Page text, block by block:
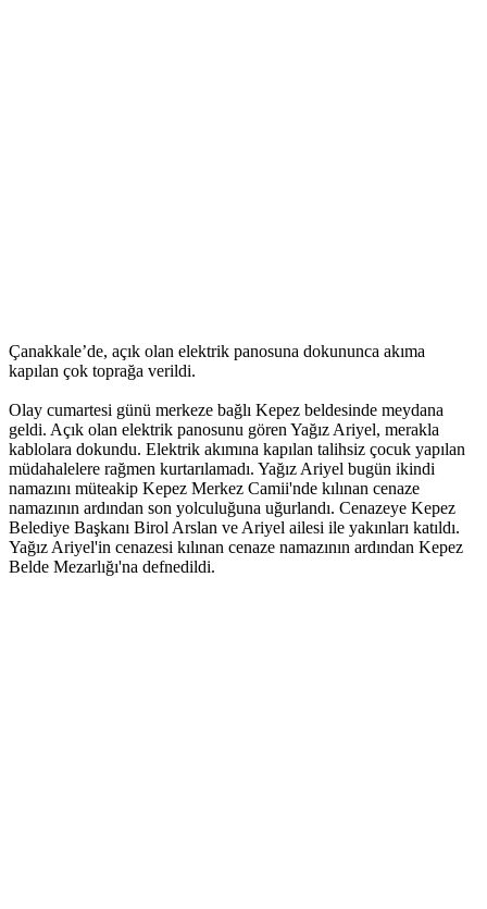
Çanakkale’de, açık olan elektrik panosuna dokununca akıma
kapılan çok toprağa verildi.
Olay cumartesi günü merkeze bağlı Kepez beldesinde meydana
geldi. Açık olan elektrik panosunu gören Yağız Ariyel, merakla
kablolara dokundu. Elektrik akımına kapılan talihsiz çocuk yapılan
müdahalelere rağmen kurtarılamadı. Yağız Ariyel bugün ikindi
namazını müteakip Kepez Merkez Camii'nde kılınan cenaze
namazının ardından son yolculuğuna uğurlandı. Cenazeye Kepez
Belediye Başkanı Birol Arslan ve Ariyel ailesi ile yakınları katıldı.
Yağız Ariyel'in cenazesi kılınan cenaze namazının ardından Kepez
Belde Mezarlığı'na defnedildi.